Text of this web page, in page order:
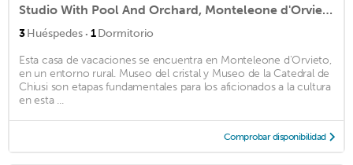
Studio With Pool And Orchard, Monteleone d'Orvieto, Italy
3Huéspedes · 1Dormitorio
Esta casa de vacaciones se encuentra en Monteleone d'Orvieto,
en un entorno rural. Museo del cristal y Museo de la Catedral de
Chiusi son etapas fundamentales para los aficionados a la cultura
en esta ...
Comprobar disponibilidad